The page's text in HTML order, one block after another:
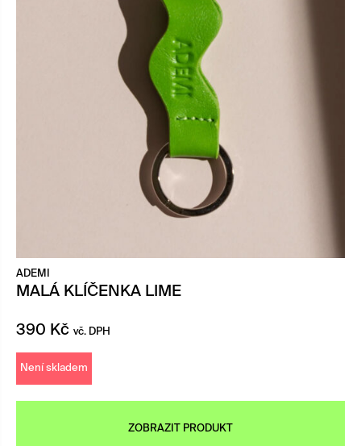
ADEMI
MALÁ KLÍČENKA LIME
390 Kč vč. DPH
Není skladem
ZOBRAZIT PRODUKT